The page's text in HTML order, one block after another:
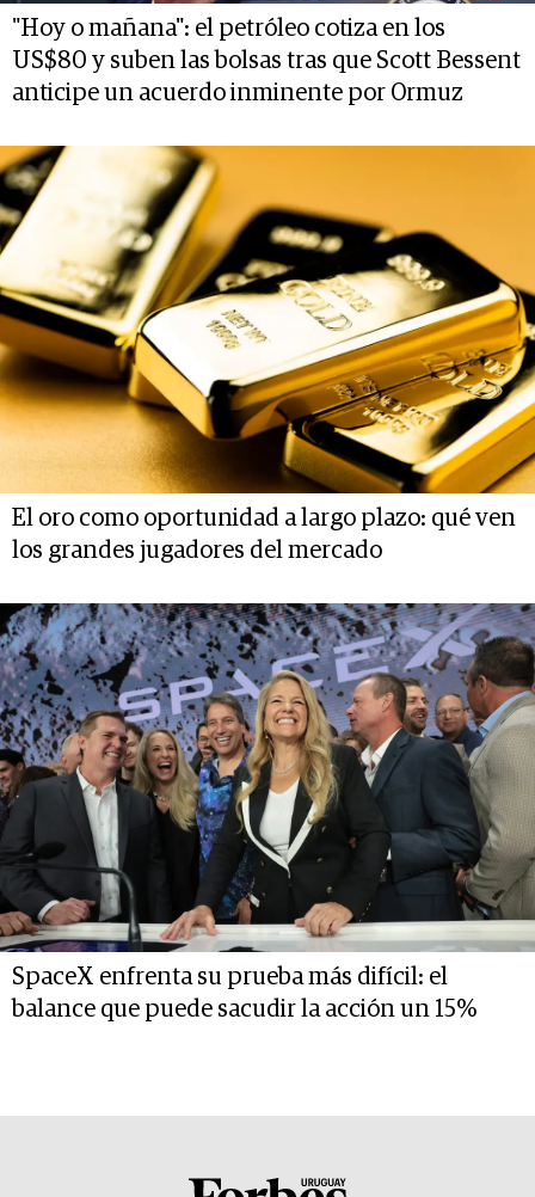
"Hoy o mañana": el petróleo cotiza en los
US$80 y suben las bolsas tras que Scott Bessent
anticipe un acuerdo inminente por Ormuz
El oro como oportunidad a largo plazo: qué ven
los grandes jugadores del mercado
SpaceX enfrenta su prueba más difícil: el
balance que puede sacudir la acción un 15%